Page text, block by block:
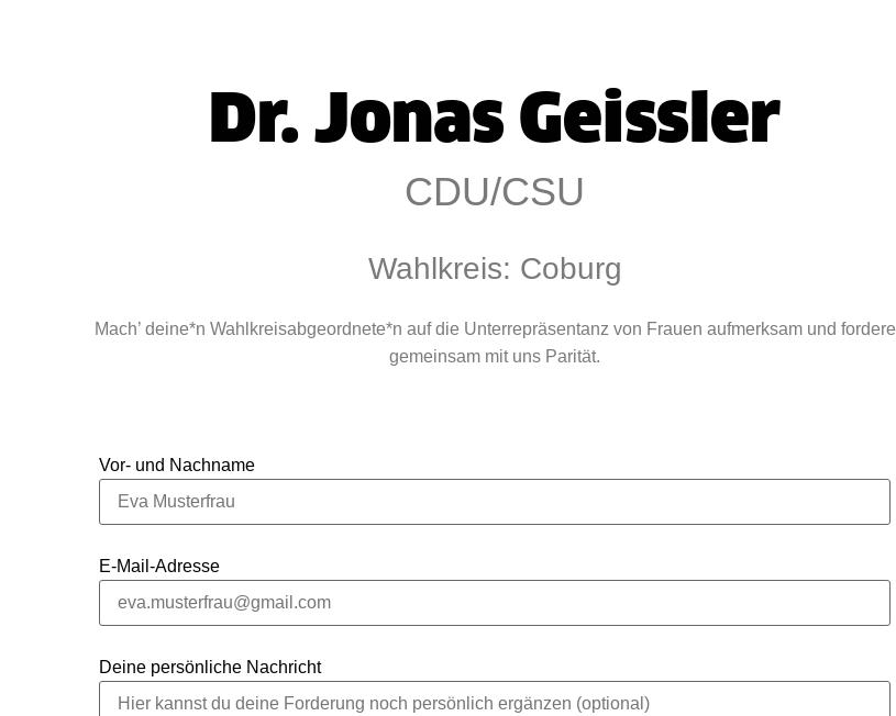
Dr. Jonas Geissler
CDU/CSU
Wahlkreis: Coburg
Mach’ deine*n Wahlkreisabgeordnete*n auf die Unterrepräsentanz von Frauen aufmerksam und fordere
gemeinsam mit uns Parität.
Vor- und Nachname
E-Mail-Adresse
Deine persönliche Nachricht